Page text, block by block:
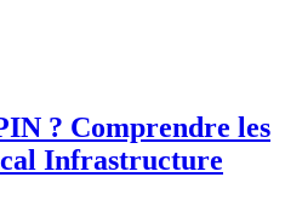
? Comprendre les
Infrastructure